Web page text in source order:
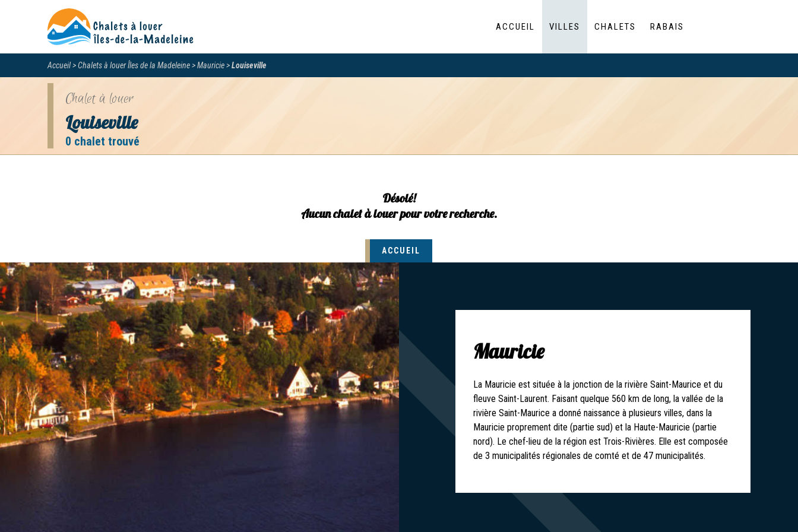
ACCUEIL VILLES CHALETS RABAIS
Accueil Chalets à louer Îles de la Madeleine Mauricie Louiseville
Chalet à louer
Louiseville
0 chalet trouvé
Désolé!
Aucun chalet à louer pour votre recherche.
ACCUEIL
Mauricie
La Mauricie est située à la jonction de la rivière Saint-Maurice et du
fleuve Saint-Laurent. Faisant quelque 560 km de long, la vallée de la
rivière Saint-Maurice a donné naissance à plusieurs villes, dans la
Mauricie proprement dite (partie sud) et la Haute-Mauricie (partie
nord). Le chef-lieu de la région est Trois-Rivières. Elle est composée
de 3 municipalités régionales de comté et de 47 municipalités.